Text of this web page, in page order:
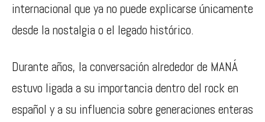
internacional que ya no puede explicarse únicamente
desde la nostalgia o el legado histórico.
Durante años, la conversación alrededor de MANÁ
estuvo ligada a su importancia dentro del rock en
español y a su influencia sobre generaciones enteras